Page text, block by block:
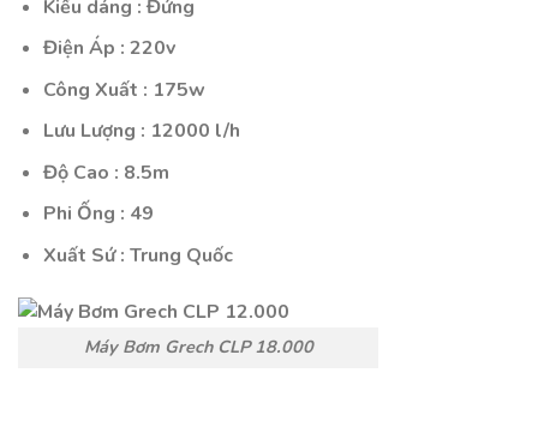
Kiểu dáng : Đứng
Điện Áp : 220v
Công Xuất : 175w
Lưu Lượng : 12000 l/h
Độ Cao : 8.5m
Phi Ống : 49
Xuất Sứ : Trung Quốc
Máy Bơm Grech CLP 18.000